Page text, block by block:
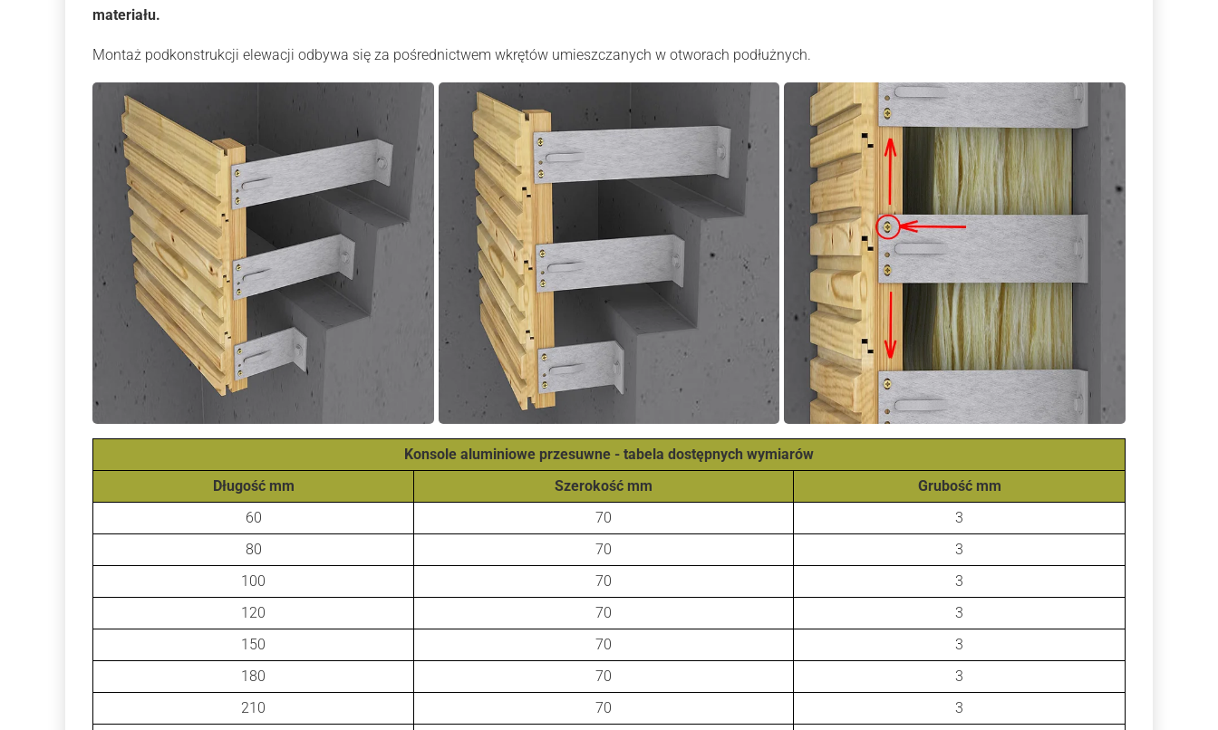
materiału.
Montaż podkonstrukcji elewacji odbywa się za pośrednictwem wkrętów umieszczanych w otworach podłużnych.
Konsole aluminiowe przesuwne - tabela dostępnych wymiarów
Długość mm
Szerokość mm
Grubość mm
60
70
3
80
70
3
100
70
3
120
70
3
150
70
3
180
70
3
210
70 3